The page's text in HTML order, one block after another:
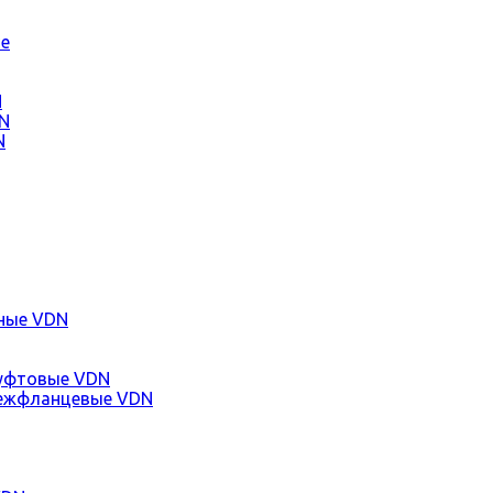
VDN
VDN
VDN